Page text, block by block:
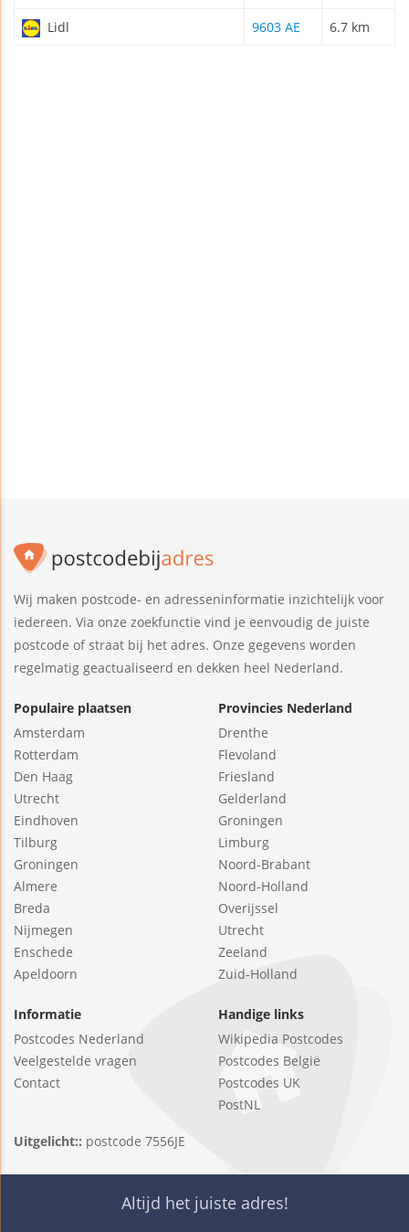
Lidl 9603 AE 6.7 km
Wij maken postcode- en adresseninformatie inzichtelijk voor
iedereen. Via onze zoekfunctie vind je eenvoudig de juiste
postcode of straat bij het adres. Onze gegevens worden
regelmatig geactualiseerd en dekken heel Nederland.
Populaire plaatsen
Amsterdam
Rotterdam
Den Haag
Utrecht
Eindhoven
Tilburg
Groningen
Almere
Breda
Nijmegen
Enschede
Apeldoorn
Provincies Nederland
Drenthe
Flevoland
Friesland
Gelderland
Groningen
Limburg
Noord-Brabant
Noord-Holland
Overijssel
Utrecht
Zeeland
Zuid-Holland
Informatie
Postcodes Nederland
Veelgestelde vragen
Contact
Handige links
Wikipedia Postcodes
Postcodes België
Postcodes UK
PostNL
Uitgelicht:: postcode 7556JE
Altijd het juiste adres!